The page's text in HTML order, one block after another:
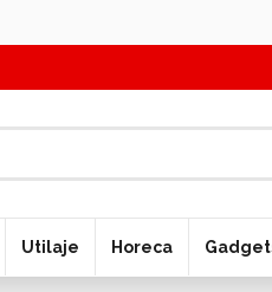
Utilaje Horeca